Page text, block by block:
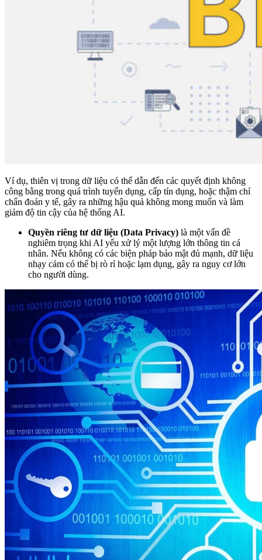
Ví dụ, thiên vị trong dữ liệu có thể dẫn đến các quyết định không
công bằng trong quá trình tuyển dụng, cấp tín dụng, hoặc thậm chí
chẩn đoán y tế, gây ra những hậu quả không mong muốn và làm
giảm độ tin cậy của hệ thống AI.
Quyền riêng tư dữ liệu (Data Privacy) là một vấn đề
nghiêm trọng khi AI yếu xử lý một lượng lớn thông tin cá
nhân. Nếu không có các biện pháp bảo mật đủ mạnh, dữ liệu
nhạy cảm có thể bị rò rỉ hoặc lạm dụng, gây ra nguy cơ lớn
cho người dùng.